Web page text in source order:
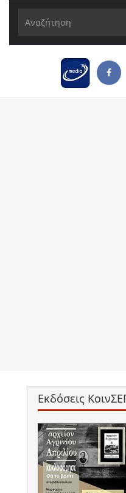
Εκδόσεις